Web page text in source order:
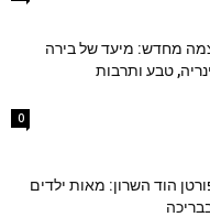
מחדש: מיעד של בירה
טבע ותרבות
0
הוד השרון: מאות ילדים